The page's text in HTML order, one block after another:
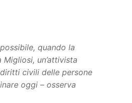
quando la
un’attivista
civili delle persone
oggi – osserva